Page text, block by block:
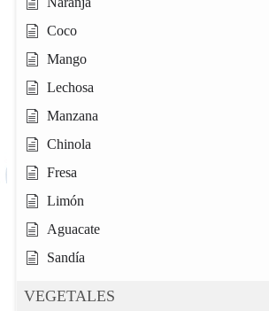
Coco
Mango
Lechosa
Manzana
Chinola
Fresa
Limón
Aguacate
Sandía
VEGETALES